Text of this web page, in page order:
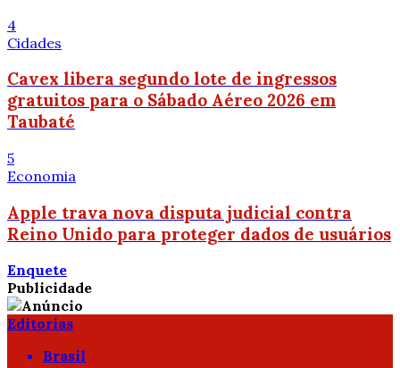
4
Cidades
Cavex libera segundo lote de ingressos
gratuitos para o Sábado Aéreo 2026 em
Taubaté
5
Economia
Apple trava nova disputa judicial contra
Reino Unido para proteger dados de usuários
Enquete
Publicidade
Editorias
Brasil